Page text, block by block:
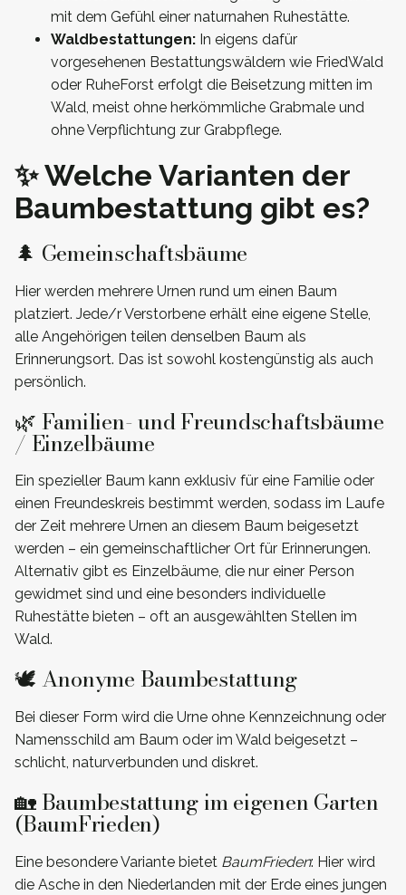
mit dem Gefühl einer naturnahen Ruhestätte.
Waldbestattungen: In eigens dafür
vorgesehenen Bestattungswäldern wie FriedWald
oder RuheForst erfolgt die Beisetzung mitten im
Wald, meist ohne herkömmliche Grabmale und
ohne Verpflichtung zur Grabpflege.
✨ Welche Varianten der
Baumbestattung gibt es?
🌲 Gemeinschaftsbäume
Hier werden mehrere Urnen rund um einen Baum
platziert. Jede/r Verstorbene erhält eine eigene Stelle,
alle Angehörigen teilen denselben Baum als
Erinnerungsort. Das ist sowohl kostengünstig als auch
persönlich.
🌿 Familien- und Freundschaftsbäume
/ Einzelbäume
Ein spezieller Baum kann exklusiv für eine Familie oder
einen Freundeskreis bestimmt werden, sodass im Laufe
der Zeit mehrere Urnen an diesem Baum beigesetzt
werden – ein gemeinschaftlicher Ort für Erinnerungen.
Alternativ gibt es Einzelbäume, die nur einer Person
gewidmet sind und eine besonders individuelle
Ruhestätte bieten – oft an ausgewählten Stellen im
Wald.
🕊️ Anonyme Baumbestattung
Bei dieser Form wird die Urne ohne Kennzeichnung oder
Namensschild am Baum oder im Wald beigesetzt –
schlicht, naturverbunden und diskret.
🏡 Baumbestattung im eigenen Garten
(BaumFrieden)
Eine besondere Variante bietet BaumFrieden: Hier wird
die Asche in den Niederlanden mit der Erde eines jungen